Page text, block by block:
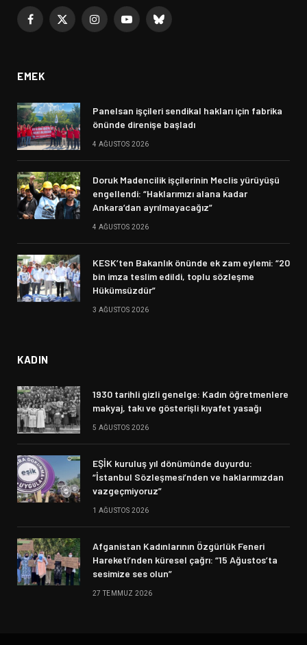
Facebook
X
InstagramYouTubeBluesky
EMEK
Panelsan işçileri sendikal hakları için fabrika
önünde direnişe başladı
4 AĞUSTOS 2026
Doruk Madencilik işçilerinin Meclis yürüyüşü
engellendi: “Haklarımızı alana kadar
Ankara’dan ayrılmayacağız”
4 AĞUSTOS 2026
KESK’ten Bakanlık önünde ek zam eylemi: “20
bin imza teslim edildi, toplu sözleşme
Hükümsüzdür”
3 AĞUSTOS 2026
KADIN
1930 tarihli gizli genelge: Kadın öğretmenlere
makyaj, takı ve gösterişli kıyafet yasağı
5 AĞUSTOS 2026
EŞİK kuruluş yıl dönümünde duyurdu:
“İstanbul Sözleşmesi’nden ve haklarımızdan
vazgeçmiyoruz”
1 AĞUSTOS 2026
Afganistan Kadınlarının Özgürlük Feneri
Hareketi’nden küresel çağrı: “15 Ağustos’ta
sesimize ses olun”
27 TEMMUZ 2026